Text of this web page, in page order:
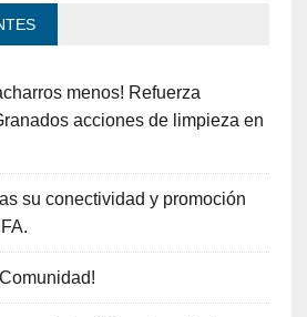
menos! Refuerza
acciones de limpieza en
su conectividad y promoción